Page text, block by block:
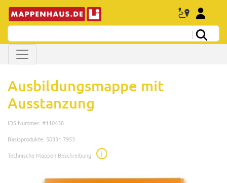
Ausbildungsmappe mit
Ausstanzung
IDS Nummer: #110438
Basisprodukte: 50331 7953
Technische Mappen Beschreibung
i